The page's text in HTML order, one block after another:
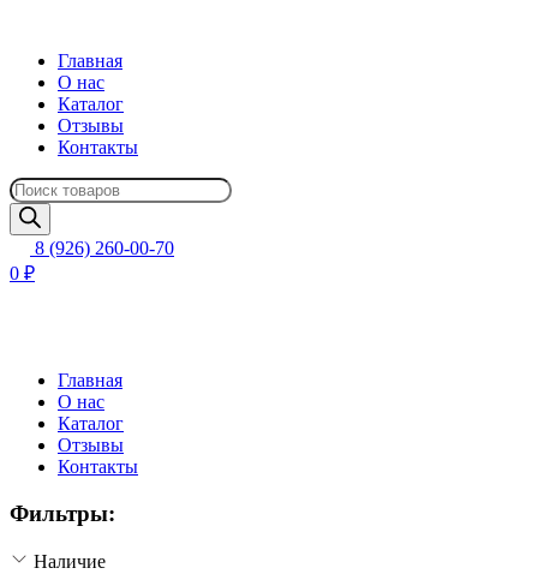
Главная
О нас
Каталог
Отзывы
Контакты
Поиск
товаров
8 (926) 260-00-70
0 ₽
Главная
О нас
Каталог
Отзывы
Контакты
Фильтры:
Наличие